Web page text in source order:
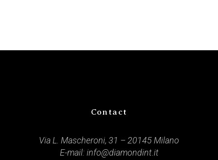
Contact
Via L. Mascheroni, 31 – 20145 Milano
E-mail: info@diamondint.it